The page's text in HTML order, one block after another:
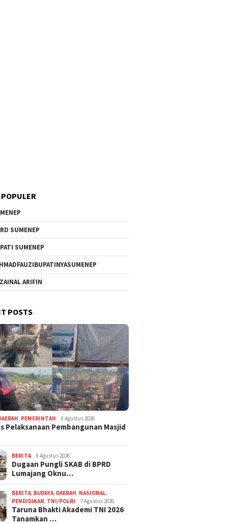
SUMENEP
SUMENEP
ARIFIN
POSTS
, PEMERINTAH 8 Agustus 2026
Pelaksanaan Pembangunan Masjid
BERITA 8 Agustus 2026
Dugaan Pungli SKAB di BPRD
Lumajang Oknu…
BERITA, BUDAYA, DAERAH, NASIONAL,
PENDIDIKAN, TNI/POLRI 7 Agustus 2026
Taruna Bhakti Akademi TNI 2026
Tanamkan …